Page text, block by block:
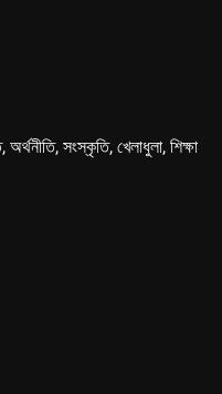
সংস্কৃতি, খেলাধুলা, শিক্ষা